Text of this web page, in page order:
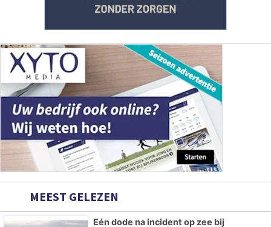
MEEST GELEZEN
Eén dode na incident op zee bij